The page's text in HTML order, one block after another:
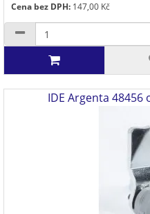
Cena bez DPH: 147,00 Kč
IDE Argenta 48456